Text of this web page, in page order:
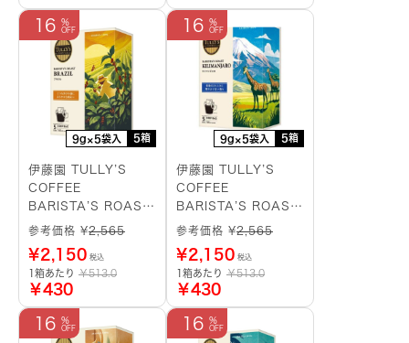
9g×5袋入 5箱
16
伊藤園 TULLY’S
COFFEE
BARISTA’S ROAST
ブラジル ドリップバ
参考価格 ¥2,565
¥2,150 税込
1箱あたり ￥513.0
￥430
9g×5袋入 5箱
16
伊藤園 TULLY’S
COFFEE
BARISTA’S ROAST
キリマンジャロ ドリ
参考価格 ¥2,565
¥2,150 税込
1箱あたり ￥513.0
￥430
16 16